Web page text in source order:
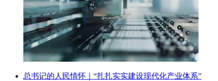
总书记的人民情怀｜“扎扎实实建设现代化产业体系”